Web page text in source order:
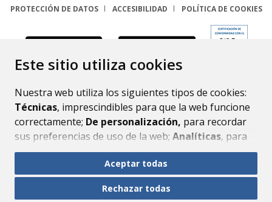
Este sitio utiliza cookies
Nuestra web utiliza los siguientes tipos de cookies:
Técnicas, imprescindibles para que la web funcione
correctamente; De personalización, para recordar
sus preferencias de uso de la web; Analíticas, para
mejorar el funcionamiento de la web y sus servicios.
Si acepta pulsando el botón“Aceptar todas”
consideramos que acepta su uso. Si pulsa el botón
Aceptar todas
Rechazar todas
PROTECCIÓN DE DATOS
ACCESIBILIDAD POLÍTICA DE COOKIES